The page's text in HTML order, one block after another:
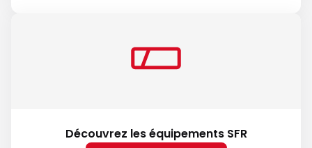
Découvrez les équipements SFR